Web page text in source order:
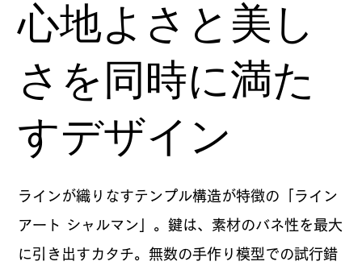
心地よさと美し
さを同時に満た
すデザイン
ラインが織りなすテンプル構造が特徴の「ライン
アート シャルマン」。鍵は、素材のバネ性を最大
に引き出すカタチ。無数の手作り模型での試行錯